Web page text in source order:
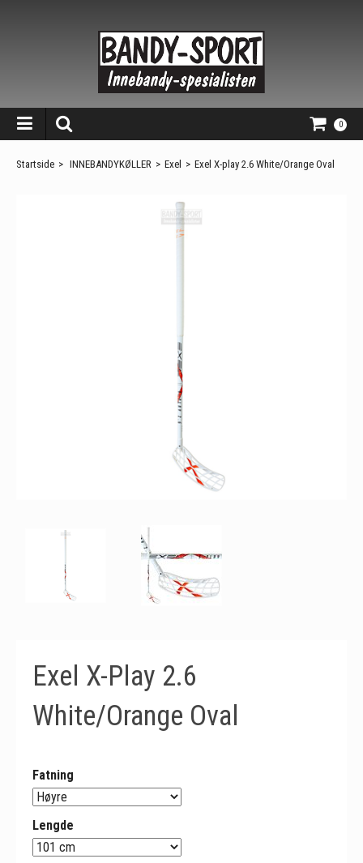
0
Startside > INNEBANDYKØLLER > Exel > Exel X-play 2.6 White/Orange Oval
Exel X-Play 2.6
White/Orange Oval
Fatning
Lengde